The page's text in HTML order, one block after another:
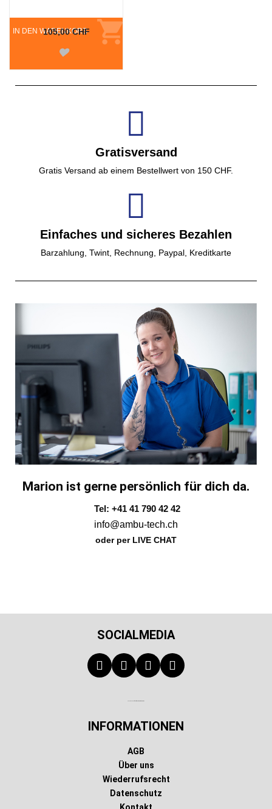
IN DEN WARENKORB
105,00 CHF
Gratisversand
Gratis Versand ab einem Bestellwert von 150 CHF.
Einfaches und sicheres Bezahlen
Barzahlung, Twint, Rechnung, Paypal, Kreditkarte
Marion ist gerne persönlich für dich da.
Tel: +41 41 790 42 42
info@ambu-tech.ch
oder per LIVE CHAT
SOCIALMEDIA
INFORMATIONEN
AGB
Über uns
Wiederrufsrecht
Datenschutz
Kontakt